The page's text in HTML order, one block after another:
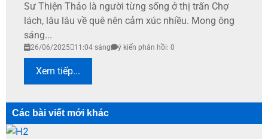
Sư Thiện Thảo là người từng sống ở thị trấn Chợ
lách, lâu lâu về quê nên cảm xúc nhiều. Mong ông
sáng...
26/06/2025 11:04 sáng ý kiến phản hồi: 0
Xem tiếp...
Các bài viết mới khác